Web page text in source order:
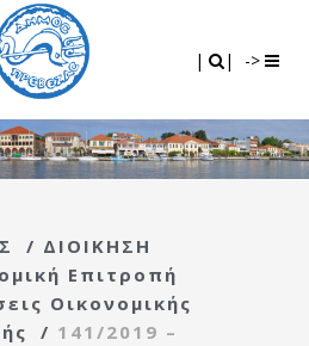
| | ->
/ ΔΙΟΙΚΗΣΗ
Επιτροπή
Οικονομικής
/ 141/2019 –